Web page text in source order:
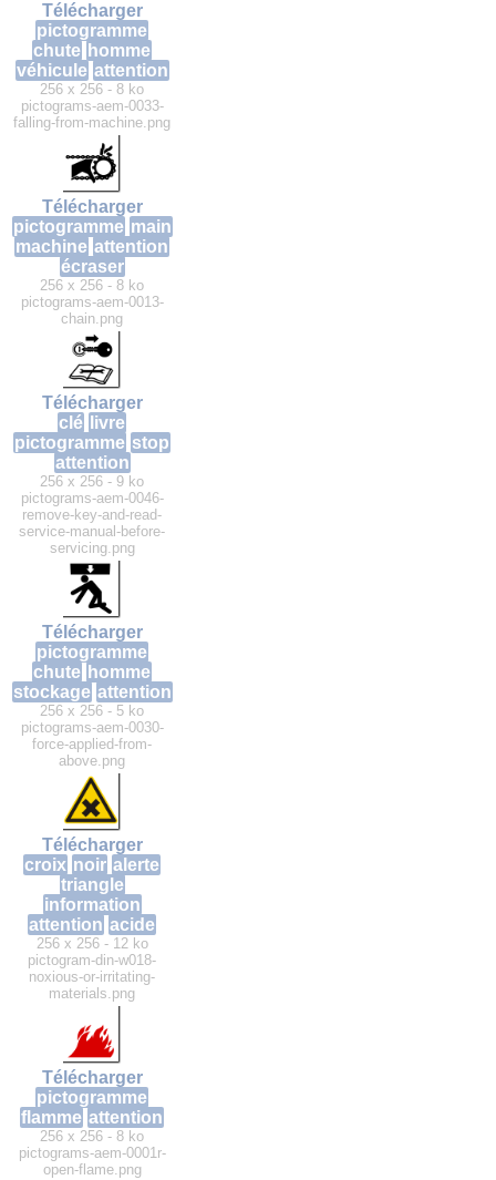
Télécharger
pictogramme
chute homme
véhicule attention
256 x 256 - 8 ko
pictograms-aem-0033-
falling-from-machine.png
Télécharger
pictogramme main
machine attention
écraser
256 x 256 - 8 ko
pictograms-aem-0013-
chain.png
Télécharger
clé
livre
pictogramme stop
attention
256 x 256 - 9 ko
pictograms-aem-0046-
remove-key-and-read-
service-manual-before-
servicing.png
Télécharger
pictogramme
chute homme
stockage attention
256 x 256 - 5 ko
pictograms-aem-0030-
force-applied-from-
above.png
Télécharger
croix noir alerte
triangle
information
attention acide
256 x 256 - 12 ko
pictogram-din-w018-
noxious-or-irritating-
materials.png
Télécharger
pictogramme
flamme attention
256 x 256 - 8 ko
pictograms-aem-0001r-
open-flame.png